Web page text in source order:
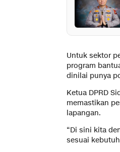
Untuk sektor
program
dinilai punya
Ketua DPRD
memastikan
lapangan.
“Di sini kita
sesuai